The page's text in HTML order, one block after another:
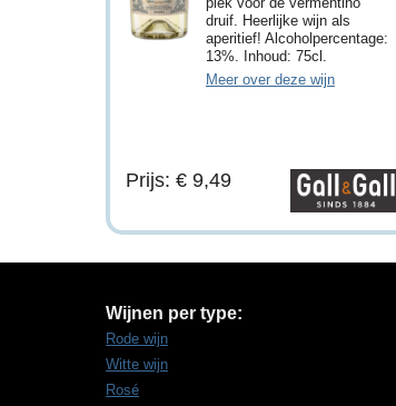
druif. Heerlijke wijn als
aperitief! Alcoholpercentage:
13%. Inhoud: 75cl.
Meer over deze wijn
Prijs: € 9,49
Wijnen per type:
Rode wijn
Witte wijn
Rosé